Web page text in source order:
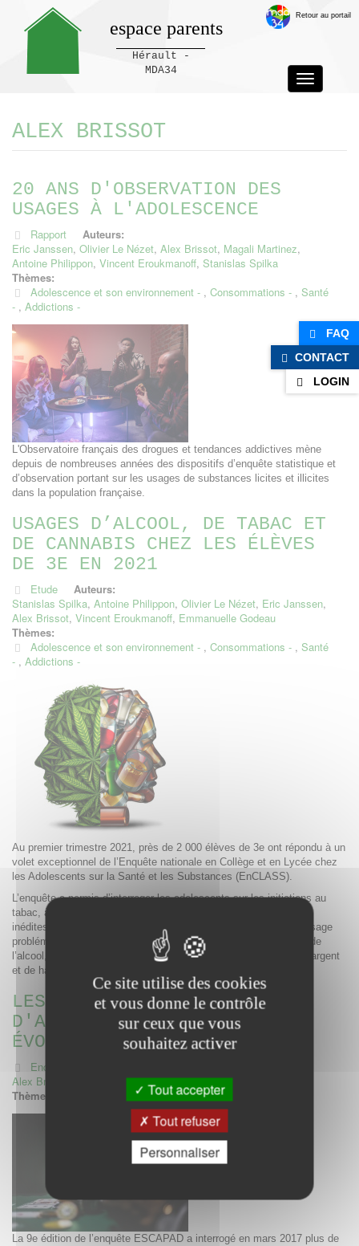
espace parents
Hérault -
MDA34
Toggle
navigation
Retour au portail
ALEX BRISSOT
20 ANS D'OBSERVATION DES
USAGES À L'ADOLESCENCE
Rapport
Auteurs:
Eric Janssen, Olivier Le Nézet, Alex Brissot, Magali Martinez,
Antoine Philippon, Vincent Eroukmanoff, Stanislas Spilka
Thèmes:
Adolescence et son environnement
, Consommations , Santé
, Addictions
L'Observatoire français des drogues et tendances addictives mène
depuis de nombreuses années des dispositifs d’enquête statistique et
d’observation portant sur les usages de substances licites et illicites
dans la population française.
USAGES D’ALCOOL, DE TABAC ET
DE CANNABIS CHEZ LES ÉLÈVES
DE 3E EN 2021
Etude
Auteurs:
Stanislas Spilka, Antoine Philippon, Olivier Le Nézet, Eric Janssen,
Alex Brissot, Vincent Eroukmanoff, Emmanuelle Godeau
Thèmes:
Adolescence et son environnement
, Consommations , Santé
, Addictions
Au premier trimestre 2021, près de 2 000 élèves de 3e ont répondu à un
volet exceptionnel de l’Enquête nationale en Collège et en Lycée chez
les Adolescents sur la Santé et les Substances (EnCLASS).
L’enquête a permis d’interroger les adolescents sur les initiations au
tabac, à l’alcool et au cannabis et, sur la base de questions
inédites, sur les alcoolisations ponctuelles importantes (API), l’usage
problématique de cannabis, les modes d’acquisition du tabac et de
l’alcool, l’initiation au protoxyde d’azote et la pratique des jeux d’argent
et de hasard.
LES PRATIQUES DE JEUX
D'ARGENT ET DE HASARD
ÉVOLUENT
Enquête
Alex Brissot
Antoine Philippon,Stanislas Spilka
Thèmes:
La 9e édition de l’enquête ESCAPAD a interrogé en mars 2017 plus de
FAQ
CONTACT
LOGIN
Ce site utilise des cookies
et vous donne le contrôle
sur ceux que vous
souhaitez activer
Tout accepter
Tout refuser
Personnaliser